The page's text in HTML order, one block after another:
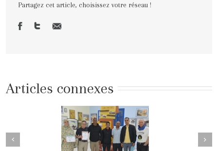
Partagez cet article, choisissez votre réseau !
Articles connexes